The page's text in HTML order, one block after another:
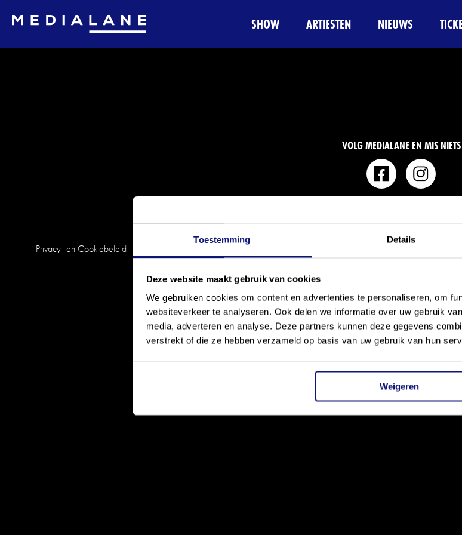
Toestemming Details
Deze website maakt gebruik van cookies
We gebruiken cookies om content en advertenties te personaliseren, om
websiteverkeer te analyseren. Ook delen we informatie over uw gebruik
media, adverteren en analyse. Deze partners kunnen deze gegevens
verstrekt of die ze hebben verzameld op basis van uw gebruik van hun
Weigeren
SHOW ARTIESTEN NIEUWS
VOLG MEDIALANE EN MIS NIETS
Privacy- en Cookiebeleid Veelgestelde vragen